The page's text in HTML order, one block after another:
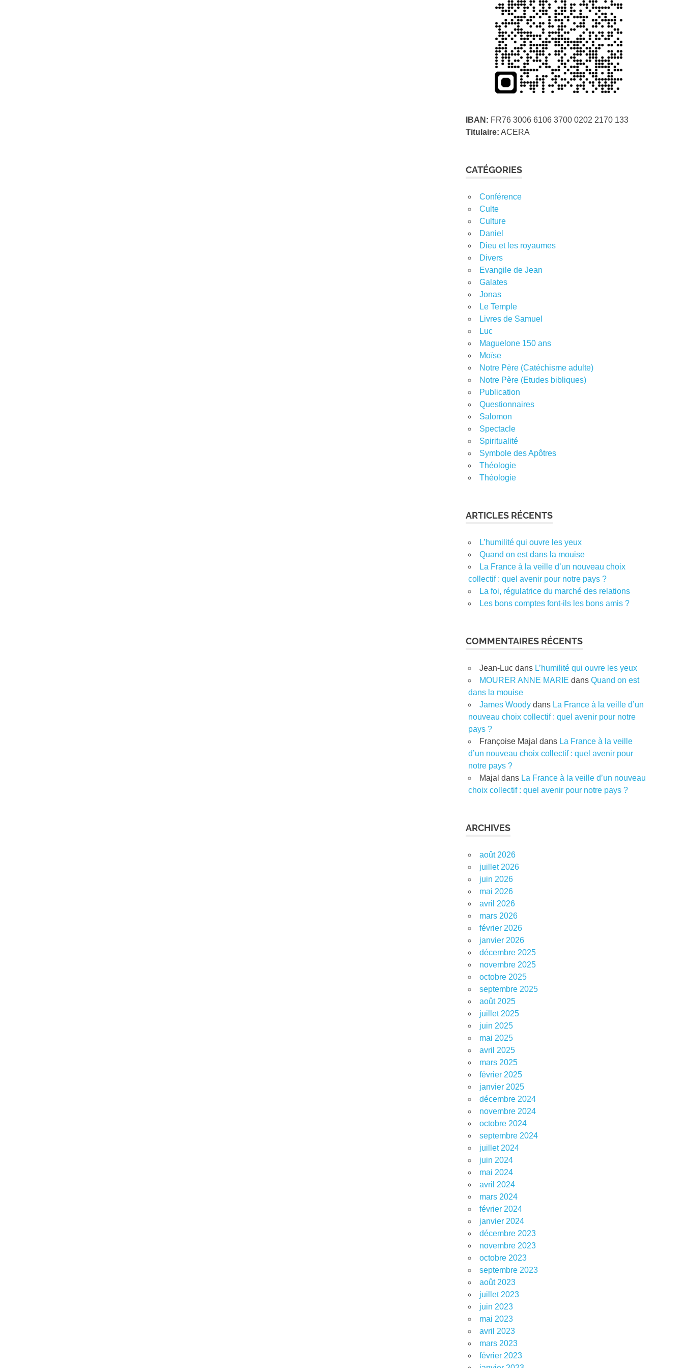
IBAN: FR76 3006 6106 3700 0202 2170 133
Titulaire: ACERA
CATÉGORIES
Conférence
Culte
Culture
Daniel
Dieu et les royaumes
Divers
Evangile de Jean
Galates
Jonas
Le Temple
Livres de Samuel
Luc
Maguelone 150 ans
Moïse
Notre Père (Catéchisme adulte)
Notre Père (Etudes bibliques)
Publication
Questionnaires
Salomon
Spectacle
Spiritualité
Symbole des Apôtres
Théologie
Théologie
ARTICLES RÉCENTS
L’humilité qui ouvre les yeux
Quand on est dans la mouise
La France à la veille d’un nouveau choix
collectif : quel avenir pour notre pays ?
La foi, régulatrice du marché des relations
Les bons comptes font-ils les bons amis ?
COMMENTAIRES RÉCENTS
Jean-Luc dans L’humilité qui ouvre les yeux
MOURER ANNE MARIE dans Quand on est
dans la mouise
James Woody dans La France à la veille d’un
nouveau choix collectif : quel avenir pour notre
pays ?
Françoise Majal dans La France à la veille
d’un nouveau choix collectif : quel avenir pour
notre pays ?
Majal dans La France à la veille d’un nouveau
choix collectif : quel avenir pour notre pays ?
ARCHIVES
août 2026
juillet 2026
juin 2026
mai 2026
avril 2026
mars 2026
février 2026
janvier 2026
décembre 2025
novembre 2025
octobre 2025
septembre 2025
août 2025
juillet 2025
juin 2025
mai 2025
avril 2025
mars 2025
février 2025
janvier 2025
décembre 2024
novembre 2024
octobre 2024
septembre 2024
juillet 2024
juin 2024
mai 2024
avril 2024
mars 2024
février 2024
janvier 2024
décembre 2023
novembre 2023
octobre 2023
septembre 2023
août 2023
juillet 2023
juin 2023
mai 2023
avril 2023
mars 2023
février 2023